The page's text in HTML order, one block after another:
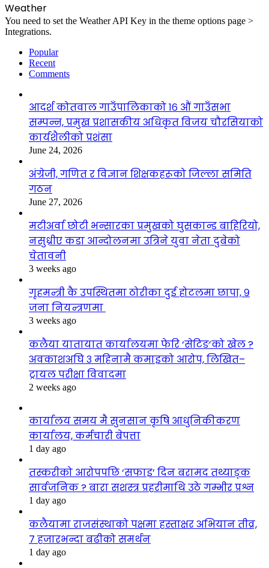
Weather
You need to set the Weather API Key in the theme options page >
Integrations.
Popular
Recent
Comments
आदर्श कोतवाल गाउँपालिकाको १६ औं गाउँसभा
सम्पन्न, प्रमुख प्रशासकीय अधिकृत विजय चौरसियाको
कार्यशैलीको प्रशंसा
June 24, 2026
अंग्रेजी, गणित र विज्ञान शिक्षकहरूको जिल्ला समिति
गठन
June 27, 2026
मटीअर्वा छोटी भन्सारका प्रमुखको घुसकान्ड बाहिरियो,
नसुध्रीए कडा आन्दोलनमा उत्रिने युवा नेता दुबेको
चेतावनी
3 weeks ago
गृहमन्त्री कै उपस्थितमा ठोरीका दुई होटलमा छापा, ९
जना नियन्त्रणमा
3 weeks ago
कलैया यातायात कार्यालयमा फेरि ‘सेटिङ’को खेल ?
अवकाशअघि ३ महिनामै कमाइको आरोप, लिखित–
ट्रायल परीक्षा विवादमा
2 weeks ago
कार्यालय समय मै सुनसान कृषि आधुनिकीकरण
कार्यालय, कर्मचारी बेपत्ता
1 day ago
तस्करीको आरोपपछि ‘सफाइ’ दिन बरामद तथ्याङ्क
सार्वजनिक ? बारा सशस्त्र प्रहरीमाथि उठे गम्भीर प्रश्न
1 day ago
कलैयामा राजसंस्थाको पक्षमा हस्ताक्षर अभियान तीव्र,
७ हजारभन्दा बढीको समर्थन
1 day ago